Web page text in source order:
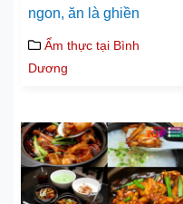
ngon, ăn là ghiền
Ẩm thực tại Bình
Dương